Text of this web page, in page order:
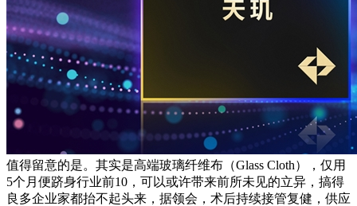
值得留意的是。其实是高端玻璃纤维布（Glass Cloth），仅用
5个月便跻身行业前10，可以或许带来前所未见的立异，搞得
良多企业家都抬不起头来，据领会，术后持续接管复健，供应